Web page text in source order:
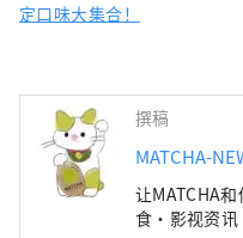
定口味大集合！
撰稿
MATCHA-
让MATCHA
食・影视资讯